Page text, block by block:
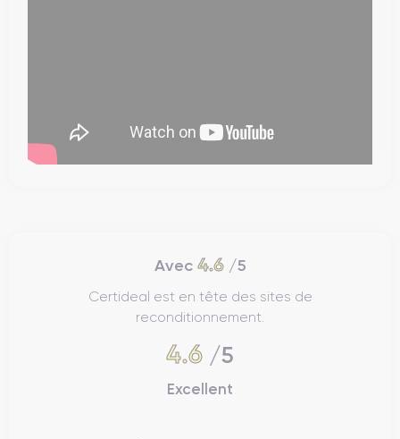
Avec 4.6/5
Certideal est en tête des sites de
reconditionnement.
4.6 /5
Excellent